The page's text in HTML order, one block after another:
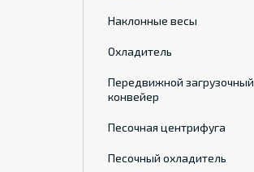
Наклонные весы
Охладитель
Передвижной загрузочный
конвейер
Песочная центрифуга
Песочный охладитель